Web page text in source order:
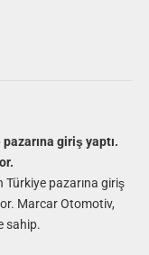
giriş yaptı.
Türkiye pazarına giriş
Marcar Otomotiv,
sahip.